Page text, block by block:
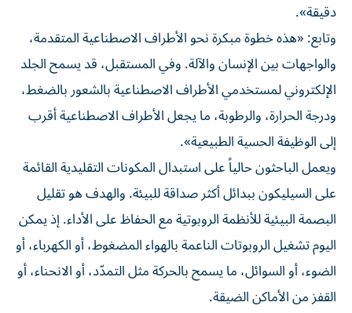
دقيقة».
وتابع: «هذه خطوة مبكرة نحو الأطراف الاصطناعية المتقدمة،
والواجهات بين الإنسان والآلة. وفي المستقبل، قد يسمح الجلد
الإلكتروني لمستخدمي الأطراف الاصطناعية بالشعور بالضغط،
ودرجة الحرارة، والرطوبة، ما يجعل الأطراف الاصطناعية أقرب
إلى الوظيفة الحسية الطبيعية».
ويعمل الباحثون حالياً على استبدال المكونات التقليدية القائمة
على السيليكون ببدائل أكثر صداقة للبيئة. والهدف هو تقليل
البصمة البيئية للأنظمة الروبوتية مع الحفاظ على الأداء. إذ يمكن
اليوم تشغيل الروبوتات الناعمة بالهواء المضغوط، أو الكهرباء، أو
الضوء، أو السوائل، ما يسمح بالحركة مثل التمدّد، أو الانحناء، أو
القفز من الأماكن الضيقة.